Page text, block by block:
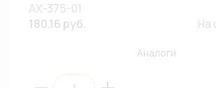
AX-375-01
180.16 руб.
На
Аналоги